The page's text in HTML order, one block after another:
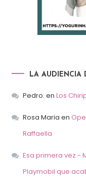
LA AUDIENCIA
Pedro. en Los
Rosa Maria en
Raffaella
Esa primera vez -
Playmobil que